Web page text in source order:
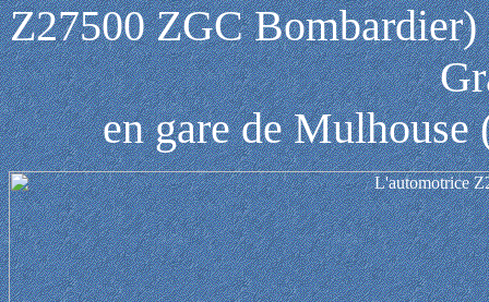
Z27500 ZGC
en gare de